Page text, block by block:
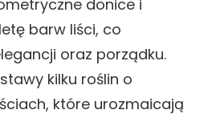
donice i
barw liści, co
oraz porządku.
kilku roślin o
które urozmaicają